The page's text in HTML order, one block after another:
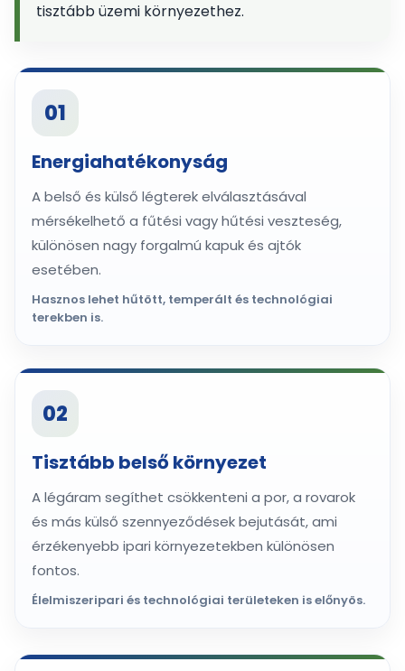
tisztább üzemi környezethez.
01
Energiahatékonyság
A belső és külső légterek elválasztásával
mérsékelhető a fűtési vagy hűtési veszteség,
különösen nagy forgalmú kapuk és ajtók
esetében.
Hasznos lehet hűtött, temperált és technológiai
terekben is.
02
Tisztább belső környezet
A légáram segíthet csökkenteni a por, a rovarok
és más külső szennyeződések bejutását, ami
érzékenyebb ipari környezetekben különösen
fontos.
Élelmiszeripari és technológiai területeken is előnyös.